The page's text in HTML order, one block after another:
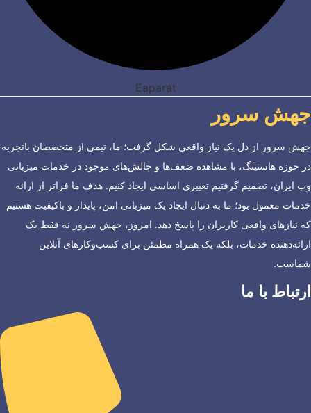
Eaparat
جهش سرور
جهش سرور از دل یک نیاز واقعی شکل گرفت؛ ما، تیمی از متخصصان باتجربه
در حوزه هاستینگ، با مشاهده ضعف‌ها و چالش‌های موجود در خدمات میزبانی
وب ایران، تصمیم گرفتیم تغییری اساسی ایجاد کنیم. هدف ما فراتر از ارائه
خدمات معمول بود؛ ما به دنبال ایجاد یک میزبانی امن، پایدار و باکیفیت هستیم
که نیازهای واقعی کاربران را پاسخ دهد. امروز، جهش سرور نه فقط یک
ارائه‌دهنده خدمات، بلکه یک همراه مطمئن برای کسب‌وکارهای آنلاین
شماست.
ارتباط با ما